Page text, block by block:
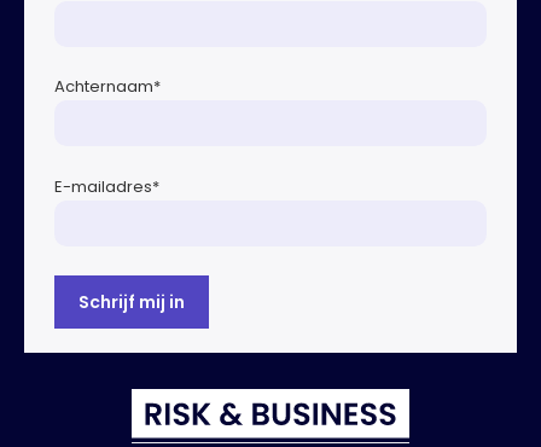
Achternaam*
E-mailadres*